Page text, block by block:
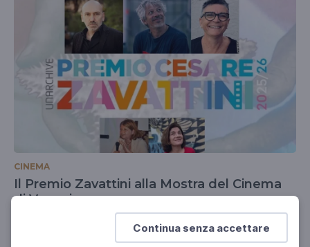
Continua senza accettare
CINEMA
Il Premio Zavattini alla Mostra del Cinema
di Venezia
Italian Pavilion dell'Hotel Excelsior